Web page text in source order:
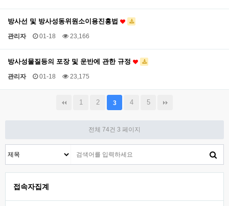
방사선 및 방사성동위원소이용진흥법
관리자 01-18 23,166
방사성물질등의 포장 및 운반에 관한 규정
관리자 01-18 23,175
1 2 3 4 5
전체 74건 3 페이지
접속자집계